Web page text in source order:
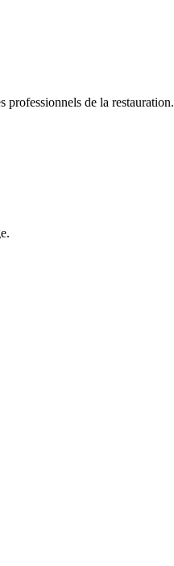
professionnels de la restauration.